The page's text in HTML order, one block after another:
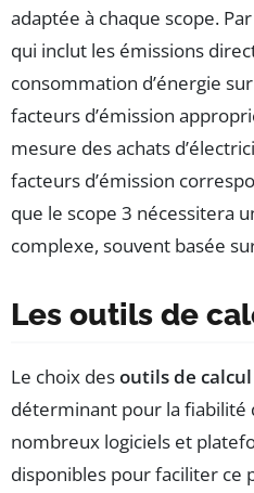
adaptée à chaque scope.
qui inclut les émissions
consommation d’énergie
facteurs d’émission
mesure des achats
facteurs d’émission
que le scope 3 nécessitera
complexe, souvent basée
Les outils de
Le choix desoutils de calcul
déterminant pour la fiabilité
nombreux logiciels et
disponibles pour faciliter ce